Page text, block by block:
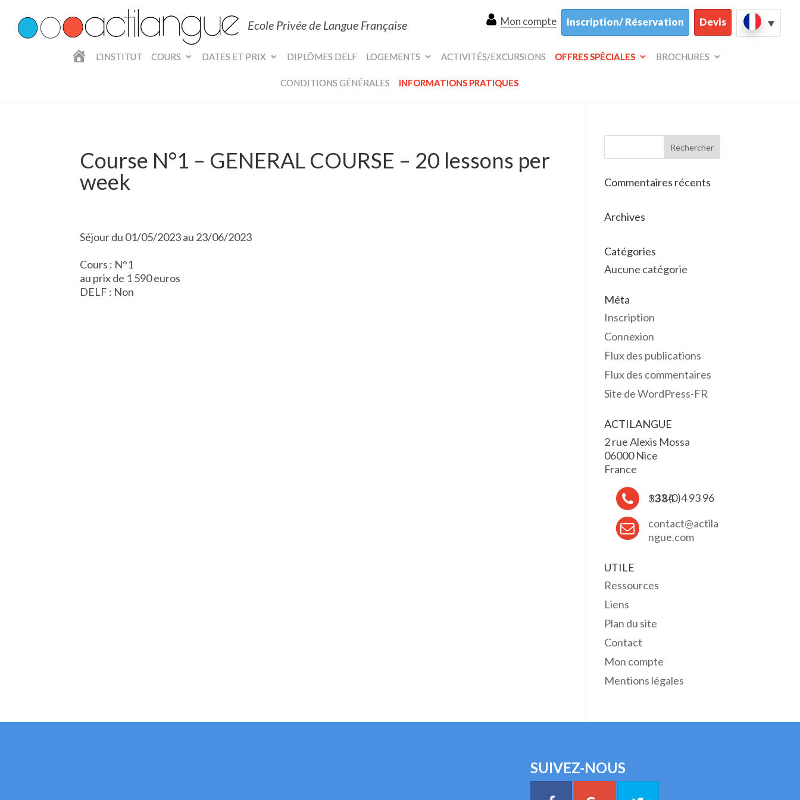
Ecole Privée de Langue Française Mon compte Inscription/ Réservation Devis
L
L’INSTITUT COURS DATES ET PRIX DIPLÔMES DELF LOGEMENTS ACTIVITÉS/EXCURSIONS OFFRES SPÉCIALES BROCHURES
CONDITIONS GÉNÉRALES INFORMATIONS PRATIQUES
Course N°1 – GENERAL COURSE – 20 lessons per
week
Séjour du 01/05/2023 au 23/06/2023
Cours : N°1
au prix de 1 590 euros
DELF : Non
Commentaires récents
Archives
Catégories
Aucune catégorie
Méta
Inscription
Connexion
Flux des publications
Flux des commentaires
Site de WordPress-FR
ACTILANGUE
2 rue Alexis Mossa
06000 Nice
France
+33 (0)4 93 96 33 84
contact@actila
ngue.com
UTILE
Ressources
Liens
Plan du site
Contact
Mon compte
Mentions légales
SUIVEZ-NOUS